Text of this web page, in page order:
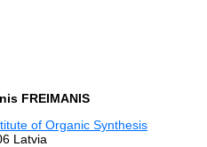
FREIMANIS
of Organic Synthesis
Latvia